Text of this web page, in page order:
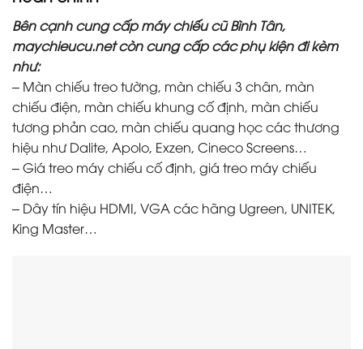
Bên cạnh cung cấp máy chiếu cũ Bình Tân,
maychieucu.net còn cung cấp các phụ kiện đi kèm
như:
– Màn chiếu treo tường, màn chiếu 3 chân, màn
chiếu điện, màn chiếu khung cố định, màn chiếu
tương phản cao, màn chiếu quang học các thương
hiệu như Dalite, Apolo, Exzen, Cineco Screens…
– Giá treo máy chiếu cố định, giá treo máy chiếu
điện…
– Dây tín hiệu HDMI, VGA các hãng Ugreen, UNITEK,
King Master…